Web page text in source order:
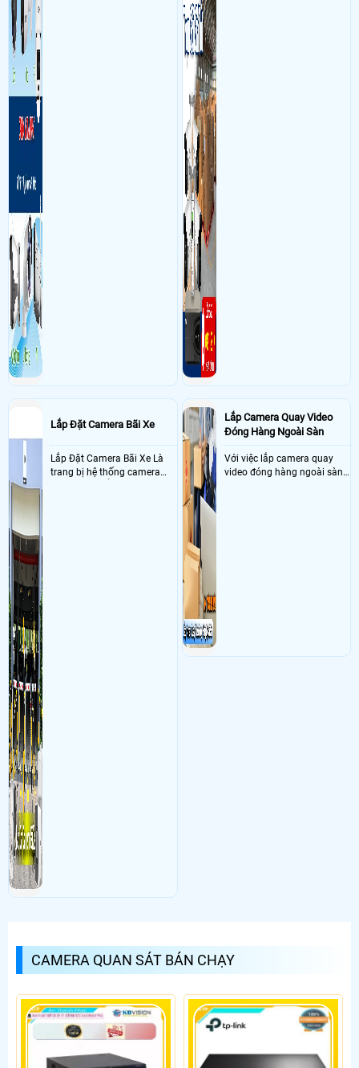
Lắp Đặt Camera Bãi Xe
Lắp Đặt Camera Bãi Xe Là
trang bị hệ thống camera
Lắp Camera Quay Video
Đóng Hàng Ngoài Sàn
Với việc lắp camera quay
video đóng hàng ngoài sàn
CAMERA QUAN SÁT BÁN CHẠY